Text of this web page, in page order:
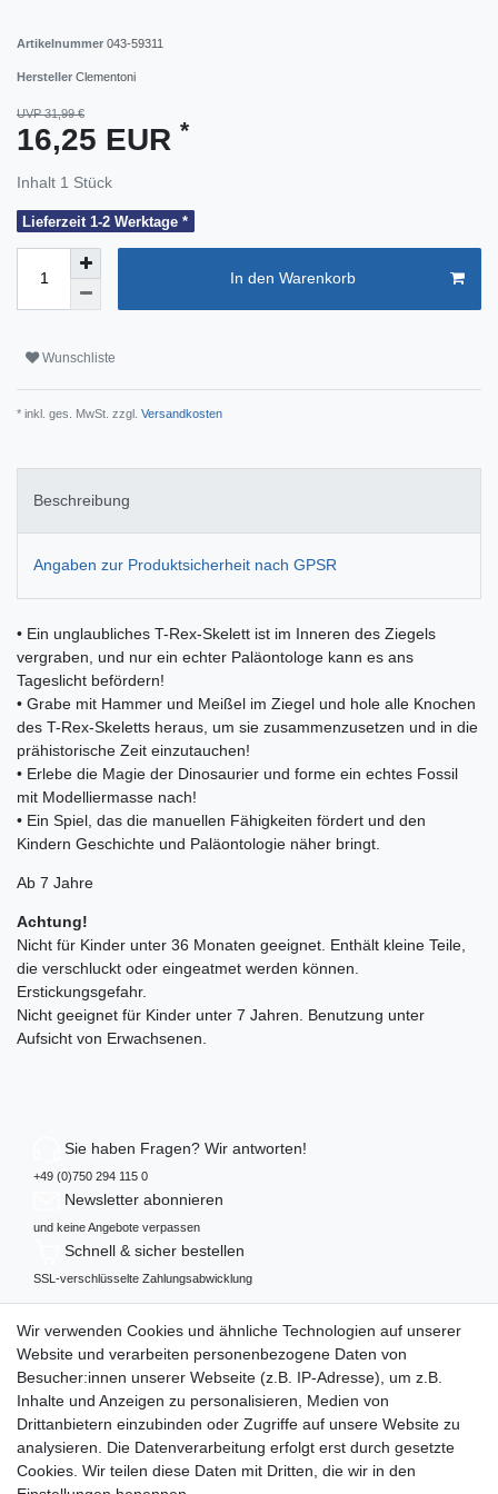
Artikelnummer 043-59311
Hersteller Clementoni
UVP 31,99 €
16,25 EUR *
Inhalt 1 Stück
Lieferzeit 1-2 Werktage *
In den Warenkorb
Wunschliste
* inkl. ges. MwSt. zzgl. Versandkosten
Beschreibung
Angaben zur Produktsicherheit nach GPSR
• Ein unglaubliches T-Rex-Skelett ist im Inneren des Ziegels
vergraben, und nur ein echter Paläontologe kann es ans
Tageslicht befördern!
• Grabe mit Hammer und Meißel im Ziegel und hole alle Knochen
des T-Rex-Skeletts heraus, um sie zusammenzusetzen und in die
prähistorische Zeit einzutauchen!
• Erlebe die Magie der Dinosaurier und forme ein echtes Fossil
mit Modelliermasse nach!
• Ein Spiel, das die manuellen Fähigkeiten fördert und den
Kindern Geschichte und Paläontologie näher bringt.
Ab 7 Jahre
Achtung!
Nicht für Kinder unter 36 Monaten geeignet. Enthält kleine Teile,
die verschluckt oder eingeatmet werden können.
Erstickungsgefahr.
Nicht geeignet für Kinder unter 7 Jahren. Benutzung unter
Aufsicht von Erwachsenen.
Sie haben Fragen? Wir antworten!
+49 (0)750 294 115 0
Newsletter abonnieren
und keine Angebote verpassen
Schnell & sicher bestellen
SSL-verschlüsselte Zahlungsabwicklung
Mehr über...
Widerrufs­recht
Datenschutz
AGB
Impressum
Vertrag widerrufen
Wir verwenden Cookies und ähnliche Technologien auf unserer
Website und verarbeiten personenbezogene Daten von
Besucher:innen unserer Webseite (z.B. IP-Adresse), um z.B.
Inhalte und Anzeigen zu personalisieren, Medien von
Drittanbietern einzubinden oder Zugriffe auf unsere Website zu
analysieren. Die Datenverarbeitung erfolgt erst durch gesetzte
Cookies. Wir teilen diese Daten mit Dritten, die wir in den